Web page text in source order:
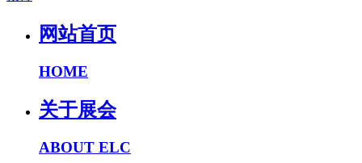
网站首页
HOME
关于展会
ABOUT ELC